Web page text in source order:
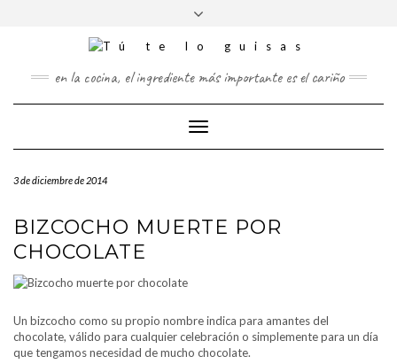
TWITTERPINTEREST
cabecera
en la cocina, el ingrediente más importante es el cariño
Cambiar
modo
3 de diciembre de 2014
BIZCOCHO MUERTE POR
CHOCOLATE
Un bizcocho como su propio nombre indica para amantes del
chocolate, válido para cualquier celebración o simplemente para un día
que tengamos necesidad de mucho chocolate.